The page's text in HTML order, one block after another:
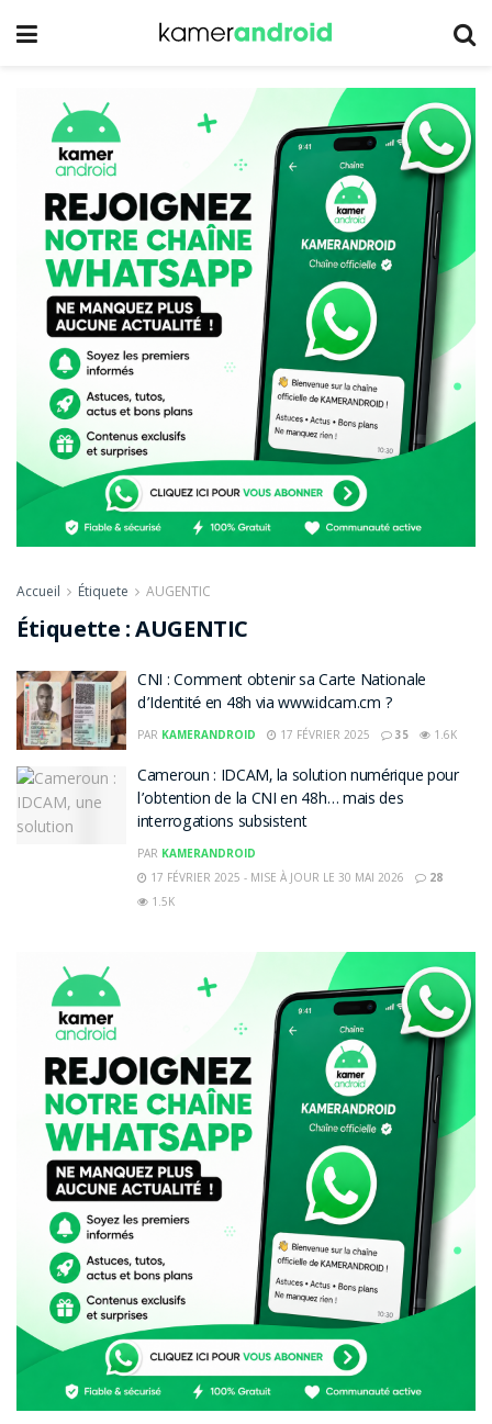
Accueil Étiquete AUGENTIC
Étiquette :AUGENTIC
CNI : Comment obtenir sa Carte Nationale
d’Identité en 48h via www.idcam.cm ?
PAR KAMERANDROID 17 FÉVRIER 2025 35 1.6K
Cameroun : IDCAM, la solution numérique pour
l’obtention de la CNI en 48h… mais des
interrogations subsistent
PAR KAMERANDROID
17 FÉVRIER 2025 - MISE À JOUR LE 30 MAI 2026
28
1.5K